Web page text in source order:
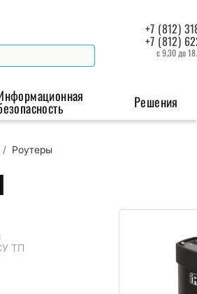
+7 (812)
+7 (812)
с 9.30 до
Промышленная автоматизация
Решения
/ Роутеры
ТП